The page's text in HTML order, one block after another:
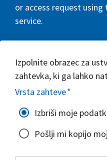
or access request
service.
Izpolnite obrazec za
zahtevka, ki ga lahko
Vrsta zahteve*
Izbriši moje
Pošlji mi kopijo